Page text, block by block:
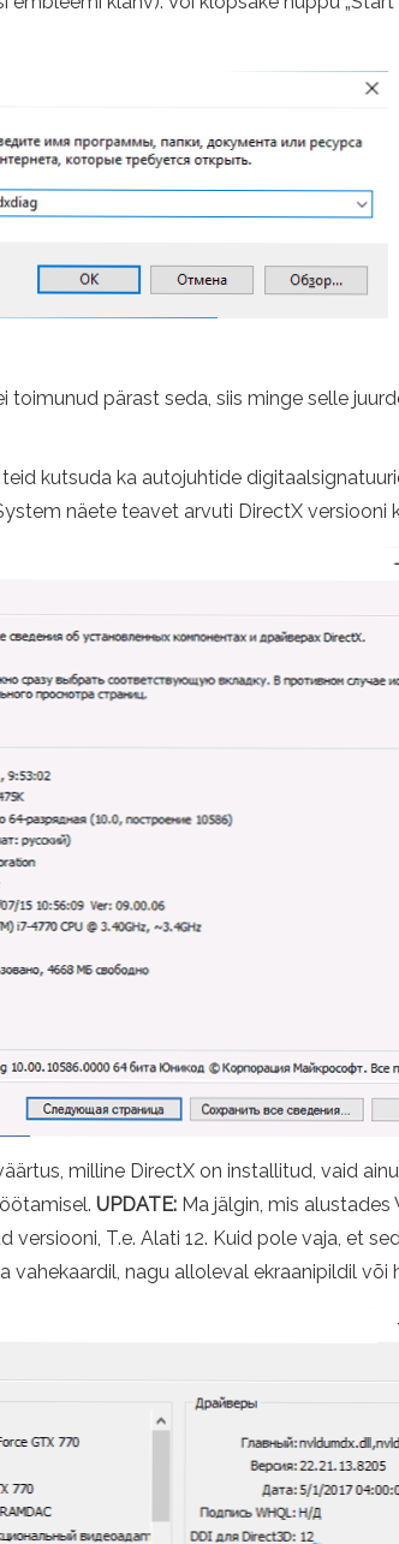
pärast seda, siis minge selle
kutsuda ka autojuhtide
näete teavet arvuti DirectX versiooni
milline DirectX on installitud, vaid
UPDATE: Ma jälgin, mis
T.e. Alati 12. Kuid pole vaja, et
nagu alloleval ekraanipildil või